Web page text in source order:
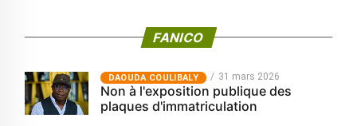
FANICO
‎DAOUDA COULIBALY 31 mars 2026
Non à l'exposition publique des
plaques d'immatriculation